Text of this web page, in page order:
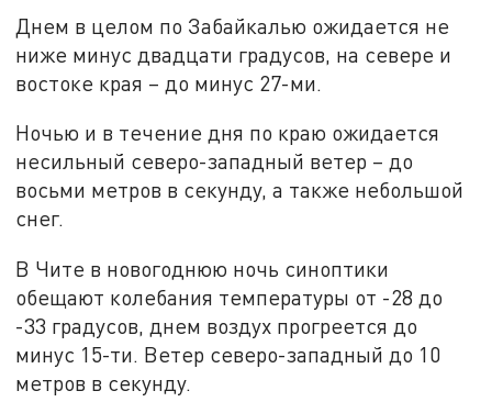
Днем в целом по Забайкалью ожидается не
ниже минус двадцати градусов, на севере и
востоке края – до минус 27-ми.
Ночью и в течение дня по краю ожидается
несильный северо-западный ветер – до
восьми метров в секунду, а также небольшой
снег.
В Чите в новогоднюю ночь синоптики
обещают колебания температуры от -28 до
-33 градусов, днем воздух прогреется до
минус 15-ти. Ветер северо-западный до 10
метров в секунду.